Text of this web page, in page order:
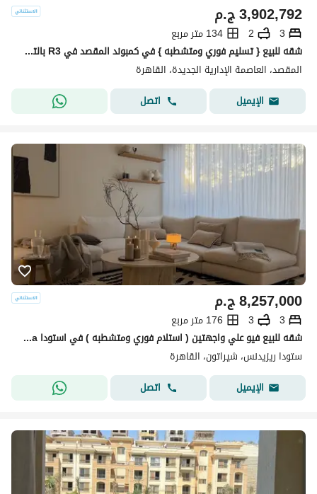
ج.م3,902,792
3
2
134 متر مربع
شقه للبيع { تسليم فوري ومتشطبه } في كمبوند المقصد في R3 بالتقسيط علي 10 سنوات في العاصمه الاداريه
المقصد، العاصمة الإدارية الجديدة، القاهرة
الإيميل
اتصل
ج.م8,257,000
3
3
176 متر مربع
شقه للبيع فيو علي واجهتين ( استلام فوري ومتشطبه ) في استودا stoda بمصر الجديده
ستودا ريزيدنس، شيراتون، القاهرة
الإيميل
اتصل